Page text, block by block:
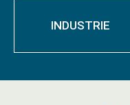
INDUSTRIE